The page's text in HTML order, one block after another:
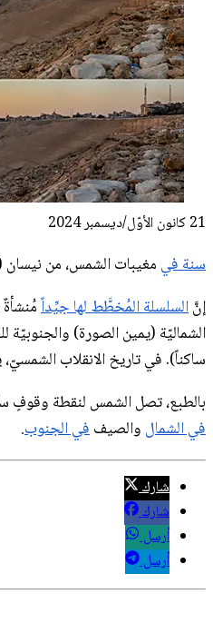
21 كانون الأوّل/ديسمبر 2024
سنة فيمغيبات الشمس، من نيسان (أپريل) 2023 إلى آذار (مارس) 2024، تتتبَّع الأُفُق الغربيّ في هذه
إنَّالسلسلة المُخطَّط لها جيِّداًمُنشأةٌ من صور مُلتَقَطة
الشماليّة (يمين الصورة) والجنوبيّة
ساكناً). في تاريخ الانقلاب
بالطبع، تصل الشمس لنقطة وقوفٍ
في الشمال والصيففي الجنوب.
شارك
شارك
أرسل
أرسل